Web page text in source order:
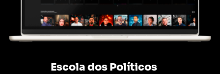
Escola dos Políticos